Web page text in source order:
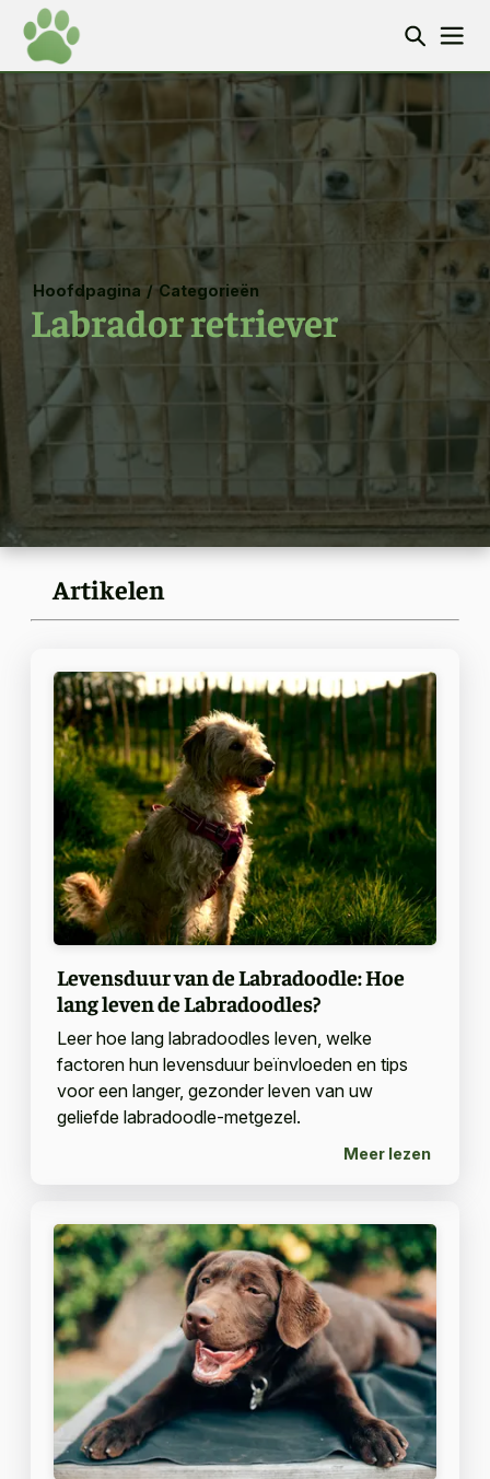
Hoofdpagina / Categorieën
Labrador retriever
Artikelen
Levensduur van de Labradoodle: Hoe
lang leven de Labradoodles?
Leer hoe lang labradoodles leven, welke
factoren hun levensduur beïnvloeden en tips
voor een langer, gezonder leven van uw
geliefde labradoodle-metgezel.
Meer lezen